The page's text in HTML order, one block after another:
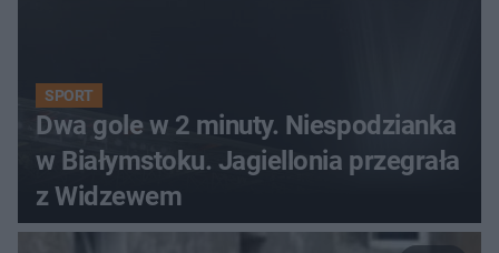
SPORT
Dwa gole w 2 minuty. Niespodzianka
w Białymstoku. Jagiellonia przegrała
z Widzewem